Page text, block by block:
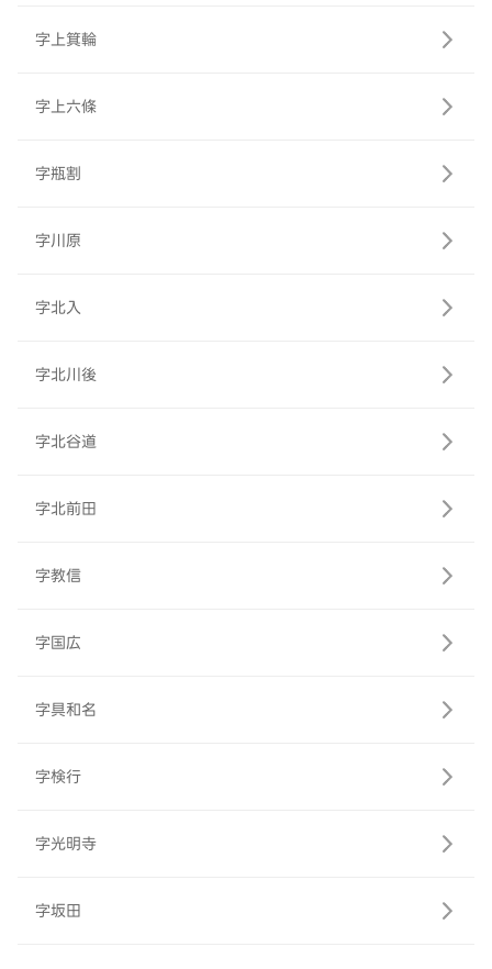
字上箕輪
字上六條
字瓶割
字川原
字北入
字北川後
字北谷道
字北前田
字教信
字国広
字具和名
字検行
字光明寺
字坂田